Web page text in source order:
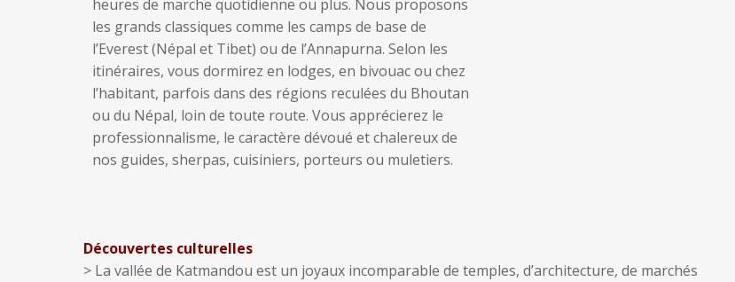
Découvertes culturelles
> La vallée de Katmandou est un joyaux incomparable de temples, d’architecture, de marchés